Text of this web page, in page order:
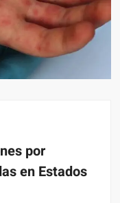
por
en Estados